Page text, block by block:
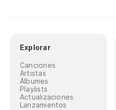
Explorar
Canciones
Artistas
Álbumes
Playlists
Actualizaciones
Lanzamientos